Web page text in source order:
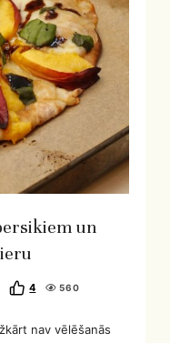
un
4 560
nav vēlēšanās